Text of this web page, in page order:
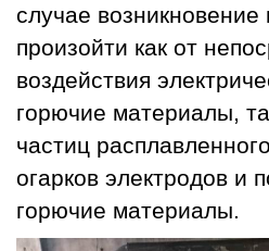
случае
произойти как от
воздействия
горючие материалы,
частиц
огарков электродов и
горючие материалы.